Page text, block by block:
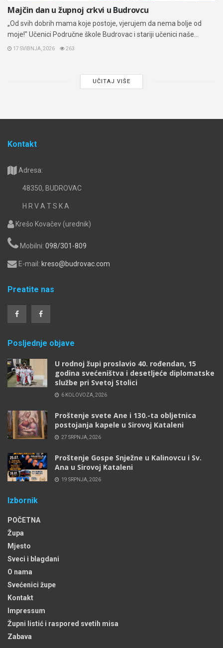
Majčin dan u župnoj crkvi u Budrovcu
„Od svih dobrih mama koje postoje, vjerujem da nema bolje od
moje!" Učenici Područne škole Budrovac i stariji učenici naše...
17 SVIBNJA, 2026 263
UČITAJ VIŠE
Kontakt
Adresa:
48350, BUDROVAC
H R V A T S K A
Krešo Kovačev (urednik)
Mobilni: 098/301-809
E-mail: kreso@budrovac.com
Preatite nas
Posljednje objave
U rodnoj župi proslavio 40. rođendan, 15
godina svećeništva i desetljeće diplomatske
službe pri Svetoj Stolici
6 KOLOVOZA, 2026
Proštenje svete Ane i 130.-ta obljetnica
postojanja kapele u Sirovoj Kataleni
27 SRPNJA, 2026
Proštenje Gospe Snježne u Kalinovcu i Sv.
Ana u Sirovoj Kataleni
19 SRPNJA, 2026
Izbornik
POČETNA
Župa
Mjesto
Sveci i blagdani
O nama
Svećenici župe
Kontakt
Impressum
Župni listić i raspored svetih misa
Zabava